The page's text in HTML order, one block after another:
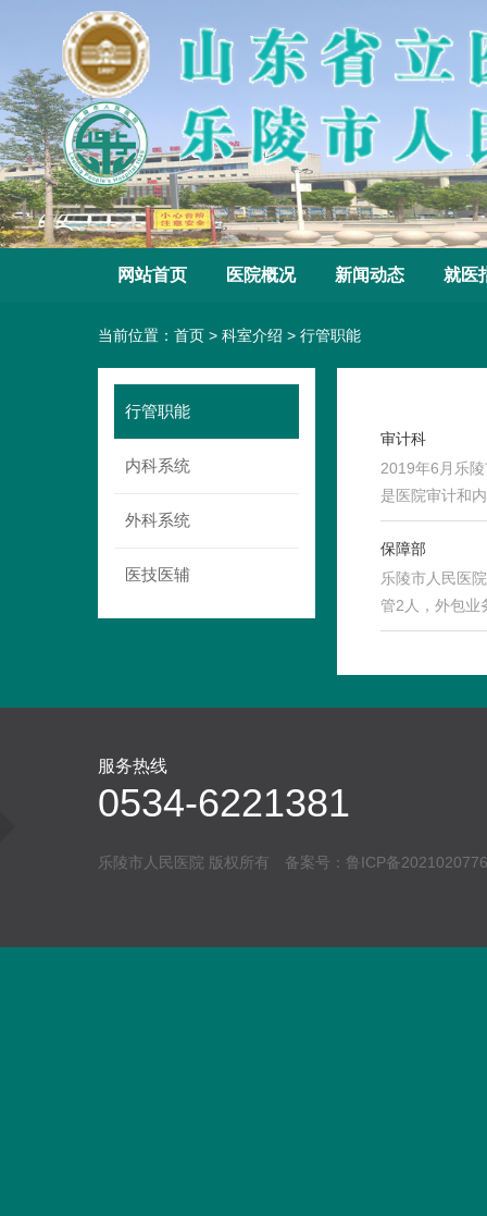
网站首页 医院概况 新闻动态 就医
当前位置： 首页 > 科室介绍 > 行管职能
行管职能
内科系统
外科系统
医技医辅
审计科
2019年6月乐
是医院审计和
保障部
乐陵市人民医
管2人，外包业
服务热线
0534-6221381
乐陵市人民医院 版权所有 备案号： 鲁ICP备